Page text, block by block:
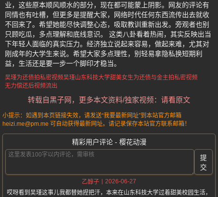
业，这些原本顺风顺水的部分，现在都可能蒙上阴影。网友的评论有
同情也有吐槽，但更多是提醒大家，网络时代任何东西流传出去就收
不回来了。希望她能尽快调整心态，吸取教训重新出发。旁观者也别
只顾吃瓜，多点理解和底线意识。 这类八卦看着热闹，其实反映出当
下年轻人面临的真实压力。经济独立说起来容易，做起来难，尤其对
刚成年的大学生来说。希望大家多点理性，别轻易拿隐私换短期利
益，生活还是要一步一个脚印才稳当。
吴瑾为还债拍私密视频吴瑾山东科技大学甜美女生为还债与金主拍私密视频
无力偿还后视频流出
转载自黑子网，更多本文资料/独家视频：请看原文
小提示：如遇到本页链接失效，请发送“我要最新网址”到本站官方邮箱
heizi.me@pm.me 可自动获得最新网址。请记录保存本站官方联系邮箱！
精彩用户评论 - 樱花动漫
提
交
乙醇子
2026-06-27
哎呀看到吴瑾这事儿我都替她捏把汗，本来在山东科技大学过着甜美校园生活，